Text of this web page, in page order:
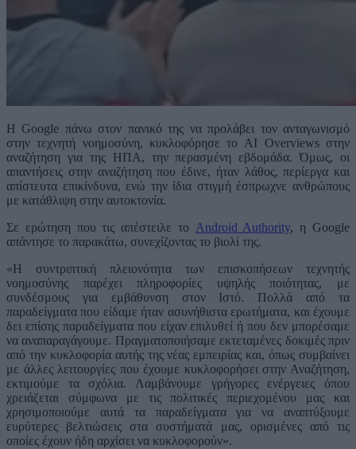
Η Google πάνω στον πανικό της να προλάβει τον ανταγωνισμό
στην τεχνητή νοημοσύνη, κυκλοφόρησε το AI Overviews στην
αναζήτηση για της ΗΠΑ, την περασμένη εβδομάδα. Όμως, οι
απαντήσεις στην αναζήτηση που έδινε, ήταν λάθος, περίεργα και
απίστευτα επικίνδυνα, ενώ την ίδια στιγμή έσπρωχνε ανθρώπους
με κατάθλιψη στην αυτοκτονία.
Σε ερώτηση που τις απέστειλε το Android Authority, η Google
απάντησε το παρακάτω, συνεχίζοντας το βιολί της.
«Η συντριπτική πλειονότητα των επισκοπήσεων τεχνητής
νοημοσύνης παρέχει πληροφορίες υψηλής ποιότητας, με
συνδέσμους για εμβάθυνση στον Ιστό. Πολλά από τα
παραδείγματα που είδαμε ήταν ασυνήθιστα ερωτήματα, και έχουμε
δει επίσης παραδείγματα που είχαν επιλυθεί ή που δεν μπορέσαμε
να αναπαραγάγουμε. Πραγματοποιήσαμε εκτεταμένες δοκιμές πριν
από την κυκλοφορία αυτής της νέας εμπειρίας και, όπως συμβαίνει
με άλλες λειτουργίες που έχουμε κυκλοφορήσει στην Αναζήτηση,
εκτιμούμε τα σχόλια. Λαμβάνουμε γρήγορες ενέργειες όπου
χρειάζεται σύμφωνα με τις πολιτικές περιεχομένου μας και
χρησιμοποιούμε αυτά τα παραδείγματα για να αναπτύξουμε
ευρύτερες βελτιώσεις στα συστήματά μας, ορισμένες από τις
οποίες έχουν ήδη αρχίσει να κυκλοφορούν».